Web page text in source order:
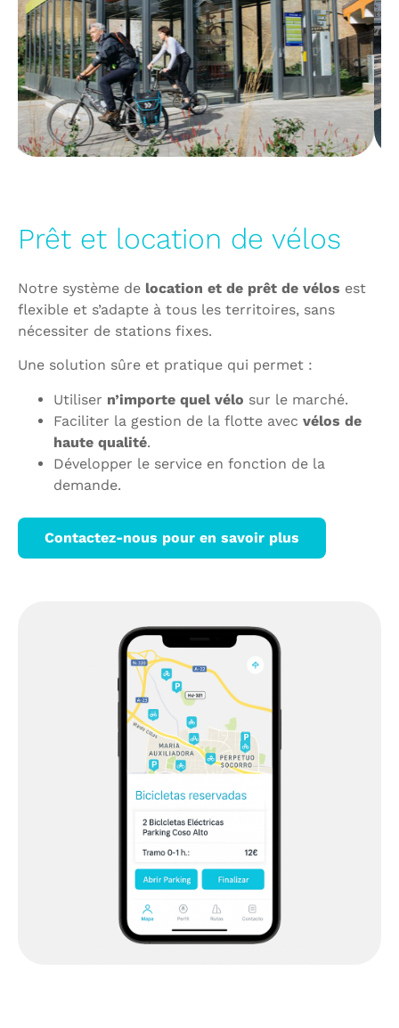
Prêt et location de vélos
Notre système de location et de prêt de vélos est
flexible et s’adapte à tous les territoires, sans
nécessiter de stations fixes.
Une solution sûre et pratique qui permet :
Utiliser n’importe quel vélo sur le marché.
Faciliter la gestion de la flotte avec vélos de
haute qualité.
Développer le service en fonction de la
demande.
Contactez-nous pour en savoir plus